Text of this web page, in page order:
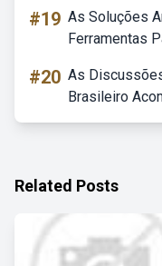
#19 As Soluções
Ferramentas
#20 As
Brasileiro
Related Posts